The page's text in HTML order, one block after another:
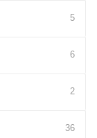
5
6
2
36